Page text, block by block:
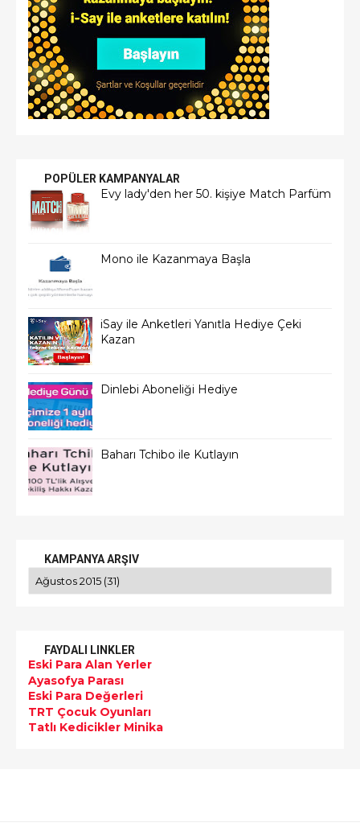
POPÜLER KAMPANYALAR
Evy lady'den her 50. kişiye Match Parfüm
Mono ile Kazanmaya Başla
iSay ile Anketleri Yanıtla Hediye Çeki
Kazan
Dinlebi Aboneliği Hediye
Baharı Tchibo ile Kutlayın
KAMPANYA ARŞIV
FAYDALI LINKLER
Eski Para Alan Yerler
Ayasofya Parası
Eski Para Değerleri
TRT Çocuk Oyunları
Tatlı Kedicikler Minika